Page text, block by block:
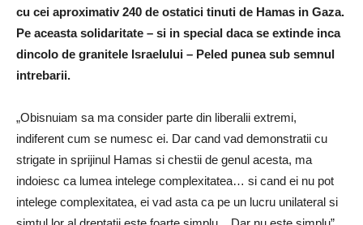
cu cei aproximativ 240 de ostatici tinuti de Hamas in Gaza.
Pe aceasta solidaritate – si in special daca se extinde inca
dincolo de granitele Israelului – Peled punea sub semnul
intrebarii.
„Obisnuiam sa ma consider parte din liberalii extremi,
indiferent cum se numesc ei. Dar cand vad demonstratii cu
strigate in sprijinul Hamas si chestii de genul acesta, ma
indoiesc ca lumea intelege complexitatea… si cand ei nu pot
intelege complexitatea, ei vad asta ca pe un lucru unilateral si